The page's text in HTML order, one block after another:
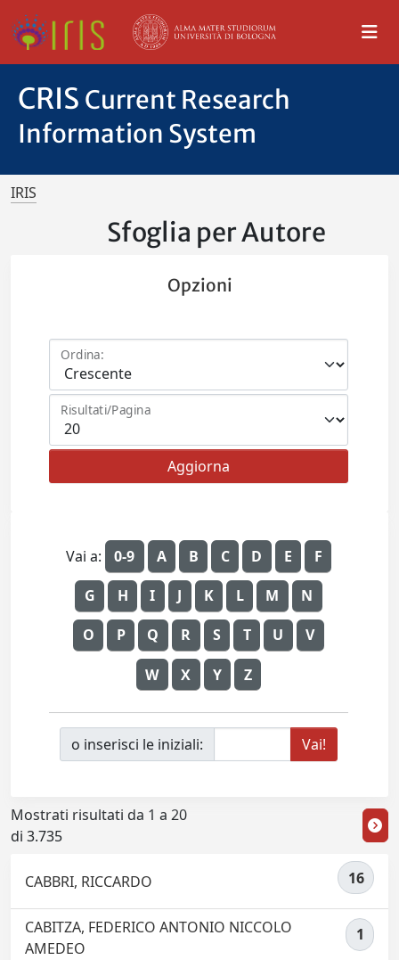
CRIS Current Research
Information System
IRIS
Sfoglia per Autore
Opzioni
Ordina:
Risultati/Pagina
Vai a: 0-9 A B C D E F
G H I J K L M N
O P Q R S T U V
W X Y Z
o inserisci le iniziali:
Mostrati risultati da 1 a 20
di 3.735
CABBRI, RICCARDO 16
CABITZA, FEDERICO ANTONIO NICCOLO
AMEDEO
1